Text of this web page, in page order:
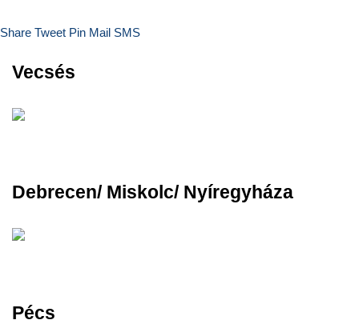
Share Tweet Pin Mail SMS
Vecsés
Debrecen/ Miskolc/ Nyíregyháza
Pécs